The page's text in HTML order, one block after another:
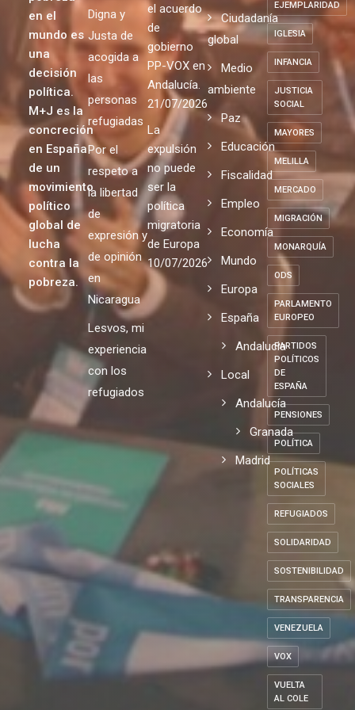
en el
mundo es
una
decisión
política.
M+J es la
concreción
en España
de un
movimiento
político
global de
lucha
contra la
pobreza.
Digna y
Justa de
acogida a
las
personas
refugiadas
Por el
respeto a
la libertad
de
expresión y
de opinión
en
Nicaragua
Lesvos, mi
experiencia
con los
refugiados
el acuerdo
de
gobierno
PP-VOX en
Andalucía.
21/07/2026
La
expulsión
no puede
ser la
política
migratoria
de Europa
10/07/2026
Ciudadanía
global
Medio
ambiente
Paz
Educación
Fiscalidad
Empleo
Economía
Mundo
Europa
España
Andalucia
Local
Andalucía
Granada
Madrid
EJEMPLARIDAD
IGLESIA
INFANCIA
JUSTICIA
SOCIAL
MAYORES
MELILLA
MERCADO
MIGRACIÓN
MONARQUÍA
ODS
PARLAMENTO
EUROPEO
PARTIDOS
POLÍTICOS
DE
ESPAÑA
PENSIONES
POLÍTICA
POLÍTICAS
SOCIALES
REFUGIADOS
SOLIDARIDAD
SOSTENIBILIDAD
TRANSPARENCIA
VENEZUELA
VOX
VUELTA
AL COLE